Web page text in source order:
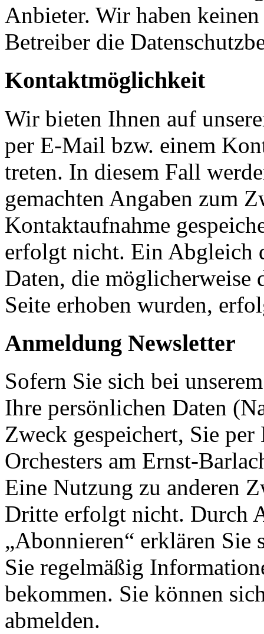
Anbieter. Wir haben
Betreiber die
Kontaktmöglichkeit
Wir bieten Ihnen auf
per E-Mail bzw. einem
treten. In diesem Fall
gemachten Angaben zum
Kontaktaufnahme
erfolgt nicht. Ein Abgleich
Daten, die möglicherweise
Seite erhoben wurden,
Anmeldung Newsletter
Sofern Sie sich bei
Ihre persönlichen Daten
Zweck gespeichert, Sie
Orchesters am Ernst-
Eine Nutzung zu anderen
Dritte erfolgt nicht. Durch
„Abonnieren“ erklären Sie
Sie regelmäßig
bekommen. Sie können
abmelden.